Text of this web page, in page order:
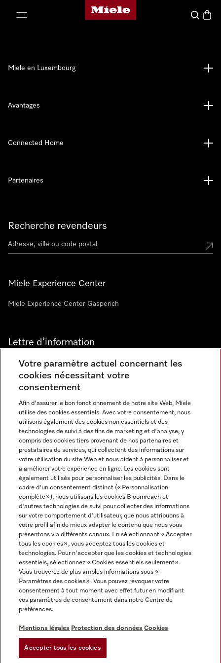
Page d'accueil de Miele
Panier
Recherche revendeurs
Miele Experience Center
Miele Experience Center Gasperich
Lettre d’information
Langue
FRANCAIS
Miele en Luxembourg
Avantages
Connected Home
Partenaires
Informations légales
CGV
Conditions d’utilisation
Déclaration d'accessibilité
Digital Services Act
Miele sur Instagram
Miele sur Youtube
Votre paramètre actuel concernant les
cookies nécessitant votre
consentement
Afin d'assurer le bon fonctionnement de notre site Web, Miele
utilise des cookies essentiels. Avec votre consentement, nous
utilisons également des cookies non essentiels et des
technologies de suivi à des fins de marketing et d'analyse, y
compris des cookies tiers provenant de nos partenaires et
prestataires de services, qui collectent des informations sur
votre utilisation du site Web et nous aident à personnaliser et
à améliorer votre expérience en ligne. Les cookies sont
également utilisés pour personnaliser les publicités. Dans le
cadre d'un consentement distinct (« Personnalisation
complète »), nous utilisons les cookies Bloomreach et
d'autres technologies de suivi pour collecter des informations
sur votre comportement d'utilisateur, que nous attribuons à
votre profil afin de mieux adapter le contenu que nous vous
présentons via différents canaux. En sélectionnant « Accepter
tous les cookies », vous acceptez tous les cookies et
technologies. Pour n'accepter que les cookies et technologies
essentiels, sélectionnez « Cookies essentiels seulement».
Vous trouverez de plus amples informations sous «
Paramètres des cookies ». Vous pouvez révoquer votre
consentement à tout moment avec effet futur en modifiant
vos paramètres de consentement dans notre Centre de
préférences.
Mentions légales Protection des données Cookies
Accepter tous les cookies